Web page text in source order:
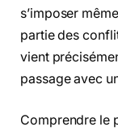
s’imposer
partie des
vient
passage avec
Comprendre le